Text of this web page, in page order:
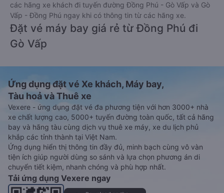
các hãng xe khách đi tuyến đường Đồng Phú - Gò Vấp và Gò
Vấp - Đồng Phú ngay khi có thông tin từ các hãng xe.
Đặt vé máy bay giá rẻ từ Đồng Phú đi
Gò Vấp
Ứng dụng đặt vé Xe khách, Máy bay,
Tàu hoả và Thuê xe
Vexere - ứng dụng đặt vé đa phương tiện với hơn 3000+ nhà
xe chất lượng cao, 5000+ tuyến đường toàn quốc, tất cả hãng
bay và hãng tàu cùng dịch vụ thuê xe máy, xe du lịch phủ
khắp các tỉnh thành tại Việt Nam.
Ứng dụng hiển thị thông tin đầy đủ, minh bạch cùng vô vàn
tiện ích giúp người dùng so sánh và lựa chọn phương án di
chuyển tiết kiệm, nhanh chóng và phù hợp nhất.
Tải ứng dụng Vexere ngay